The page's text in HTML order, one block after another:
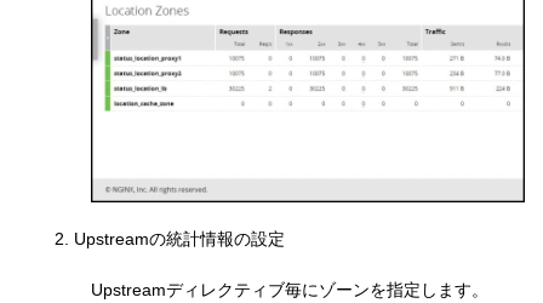
2. Upstreamの統計情報の設定
Upstreamディレクティブ毎にゾーンを指定します。